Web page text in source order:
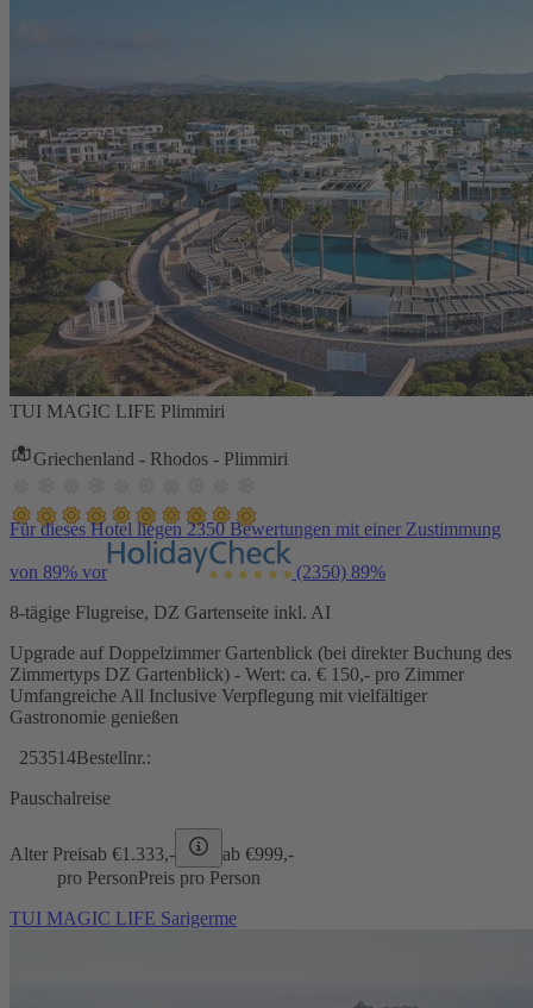
TUI MAGIC LIFE Plimmiri
Griechenland - Rhodos - Plimmiri
Für dieses Hotel liegen 2350 Bewertungen mit einer Zustimmung
von 89% vor (2350) 89%
8-tägige Flugreise, DZ Gartenseite inkl. AI
Upgrade auf Doppelzimmer Gartenblick (bei direkter Buchung des
Zimmertyps DZ Gartenblick) - Wert: ca. € 150,- pro Zimmer
Umfangreiche All Inclusive Verpflegung mit vielfältiger
Gastronomie genießen
253514Bestellnr.:
Pauschalreise
Alter Preisab €1.333,- ab €999,-
pro PersonPreis pro Person
TUI MAGIC LIFE Sarigerme